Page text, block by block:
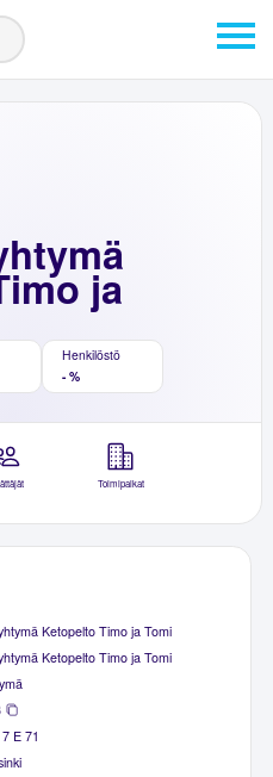
ja
Henkilöstö
- %
Toimipaikat
Ketopelto Timo ja Tomi
Ketopelto Timo ja Tomi
E 71